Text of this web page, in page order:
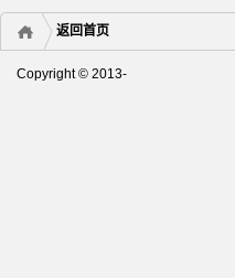
返回首页
Copyright © 2013-